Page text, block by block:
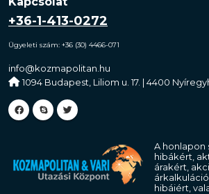
+36-1-413-0272
Ügyeleti szám: +36 (30) 4466-071
info@kozmapolitan.hu
1094 Budapest, Liliom u. 17. | 4400
A honlapon
hibákért,
árakért,
hibáiért,